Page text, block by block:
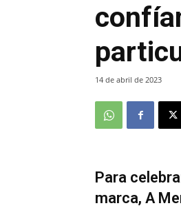
14 de abril de 2023
Para
marca, A